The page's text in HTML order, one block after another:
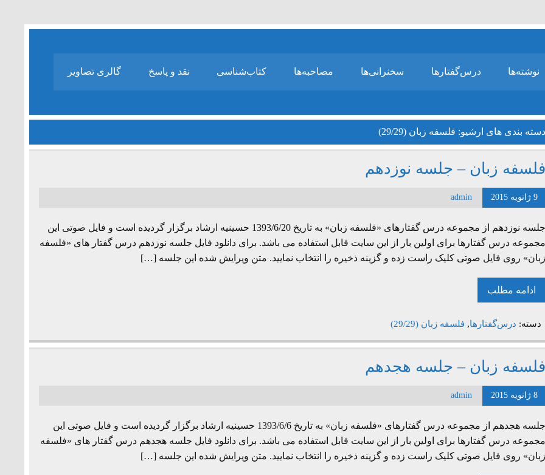
نوشته‌ها درس‌گفتارها سخنرانی‌ها مصاحبه‌ها کتاب‌شناسی نقد و پاسخ گالری تصاویر
دسته بندی های ارشیو: فلسفه زبان (29/29)
فلسفه زبان – جلسه نوزدهم
9 ژانویه 2015 admin
جلسه نوزدهم از مجموعه درس گفتارهای «فلسفه زبان» به تاریخ 1393/6/20 حسینیه ارشاد برگزار گردیده است و فایل صوتی این
مجموعه درس گفتارها برای اولین بار از این سایت قابل استفاده می باشد. برای دانلود فایل جلسه نوزدهم درس گفتار های «فلسفه
زبان» روی فایل صوتی کلیک راست زده و گزینه ذخیره را انتخاب نمایید. متن ویرایش شده این جلسه […]
ادامه مطلب
دسته: درس‌گفتارها, فلسفه زبان (29/29)
فلسفه زبان – جلسه هجدهم
8 ژانویه 2015 admin
جلسه هجدهم از مجموعه درس گفتارهای «فلسفه زبان» به تاریخ 1393/6/6 حسینیه ارشاد برگزار گردیده است و فایل صوتی این
مجموعه درس گفتارها برای اولین بار از این سایت قابل استفاده می باشد. برای دانلود فایل جلسه هجدهم درس گفتار های «فلسفه
زبان» روی فایل صوتی کلیک راست زده و گزینه ذخیره را انتخاب نمایید. متن ویرایش شده این جلسه […]